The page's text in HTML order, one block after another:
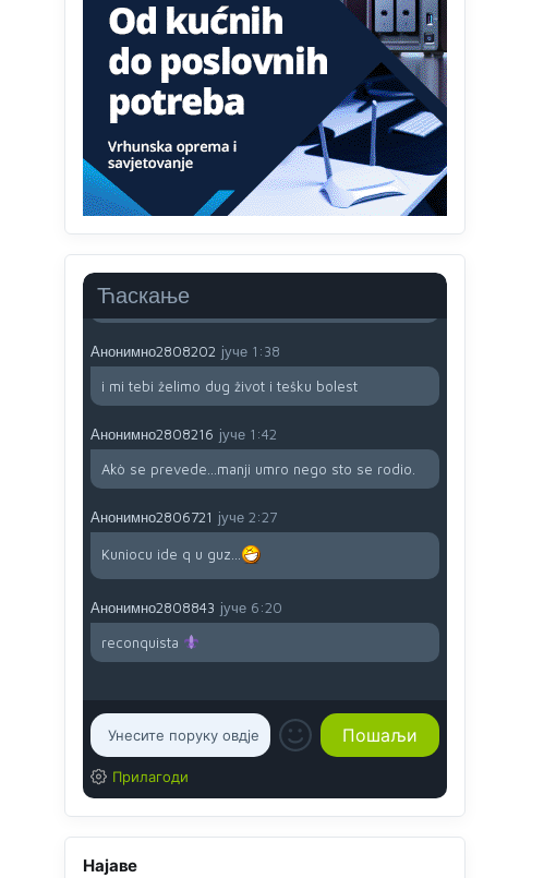
Ћаскање
zavist.Sve dok si ziv gaji tri stvari
dobrotu,pamet i prijateljstvo!!
Анонимно2806721 јуче 12:39
791 BiH nije priznala Kosovo kao nezavisnu
državu jer genocidna tvorevina pravi smetnju a
recimo Srbija je davno
priznala.Na svakom
proizvodu iz Srbije stoji -uvoznik za Kosovo
Анонимно2806721 јуче 12:45
Sve i da se nekim čudom vojska Srbije "vrati" na
koga da brani? A imamo vojsku Kosova kojoj
želimo svako dobro i da se što bolje opreme
Анонимно2808202 јуче 1:38
i mi tebi želimo dug život i tešku bolest
Анонимно2808216 јуче 1:42
Akò se prevede...manji umro nego sto se rodio.
Анонимно2806721 јуче 2:27
Kuniocu ide q u guz...
Анонимно2808843 јуче 6:20
reconquista
Прилагоди
Најаве